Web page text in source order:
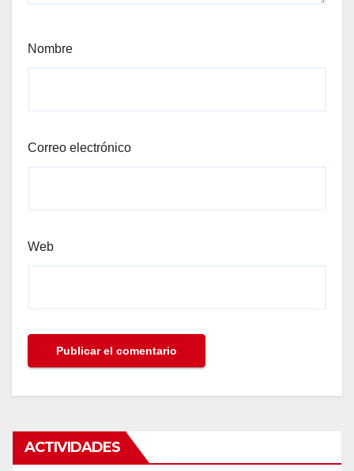
Nombre
Correo electrónico
Web
ACTIVIDADES